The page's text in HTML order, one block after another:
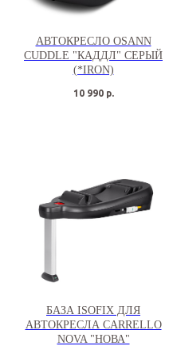
АВТОКРЕСЛО OSANN
CUDDLE "КАДДЛ" СЕРЫЙ
(*IRON)
10 990 р.
БАЗА ISOFIX ДЛЯ
АВТОКРЕСЛА CARRELLO
NOVA "НОВА"